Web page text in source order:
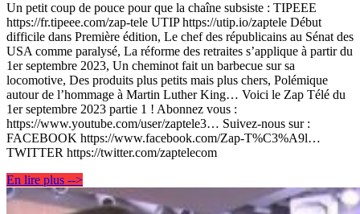
Un petit coup de pouce pour que la chaîne subsiste : TIPEEE
https://fr.tipeee.com/zap-tele UTIP https://utip.io/zaptele Début
difficile dans Première édition, Le chef des républicains au Sénat des
USA comme paralysé, La réforme des retraites s’applique à partir du
1er septembre 2023, Un cheminot fait un barbecue sur sa
locomotive, Des produits plus petits mais plus chers, Polémique
autour de l’hommage à Martin Luther King… Voici le Zap Télé du
1er septembre 2023 partie 1 ! Abonnez vous :
https://www.youtube.com/user/zaptele3… Suivez-nous sur :
FACEBOOK https://www.facebook.com/Zap-T%C3%A9l…
TWITTER https://twitter.com/zaptelecom
En lire plus -->